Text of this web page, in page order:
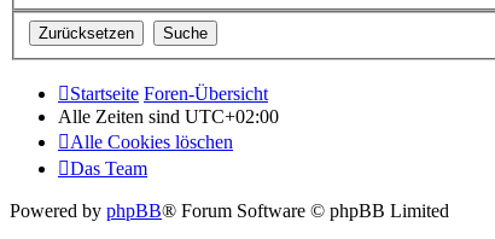
Startseite Foren-Übersicht
Alle Zeiten sind UTC+02:00
Alle Cookies löschen
Das Team
Powered by phpBB® Forum Software © phpBB Limited